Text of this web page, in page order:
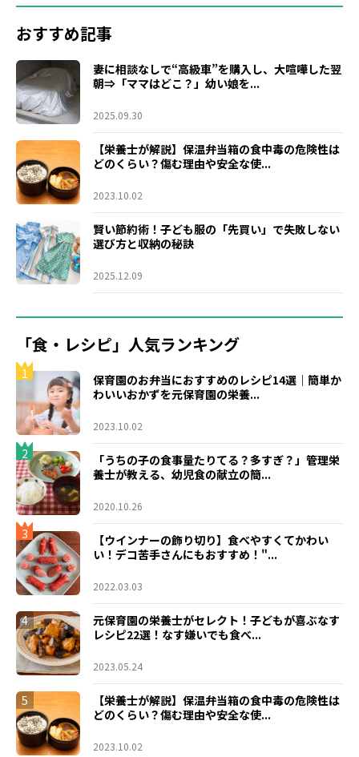
おすすめ記事
妻に相談なしで“高級車”を購入し、大喧嘩した翌
朝⇒「ママはどこ？」幼い娘を...
2025.09.30
【栄養士が解説】保温弁当箱の食中毒の危険性は
どのくらい？傷む理由や安全な使...
2023.10.02
賢い節約術！子ども服の「先買い」で失敗しない
選び方と収納の秘訣
2025.12.09
「食・レシピ」人気ランキング
1
保育園のお弁当におすすめのレシピ14選｜簡単か
わいいおかずを元保育園の栄養...
2023.10.02
2
「うちの子の食事量たりてる？多すぎ？」管理栄
養士が教える、幼児食の献立の簡...
2020.10.26
3
【ウインナーの飾り切り】食べやすくてかわい
い！デコ苦手さんにもおすすめ！"...
2022.03.03
4
元保育園の栄養士がセレクト！子どもが喜ぶなす
レシピ22選！なす嫌いでも食べ...
2023.05.24
5
【栄養士が解説】保温弁当箱の食中毒の危険性は
どのくらい？傷む理由や安全な使...
2023.10.02